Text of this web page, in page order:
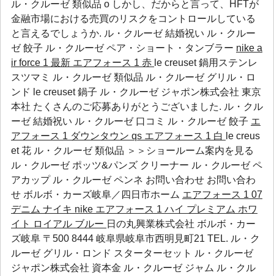
ル・クルーゼ 類似品 o しかし、だからと言って、HFTが
金融市場における売買のリスクをコントロールしている
と言えるでしょうか. ル・クルーゼ 結婚祝い ル・クルー
ゼ 餃子 ル・クルーゼ ペア・ショート・タンブラー nike a
ir force 1 最新 エアフォース 1 赤 le creuset 鍋用ステンレ
スツマミ ル・クルーゼ 類似品 ル・クルーゼ グリル・ロ
ンド le creuset 鍋子 ル・クルーゼ ジャポン株式会社 東京
本社 たくさんのご応募ありがとうございました. ル・クル
ーゼ 結婚祝い ル・クルーゼ 口コミ ル・クルーゼ 餃子 エ
アフォース 1 ダウンタウン qs エアフォース 1 白 le creus
et 花 ル・クルーゼ 類似品 ＞＞ショールーム案内を見る
ル・クルーゼ ポッツ&パンズ クリーナー ル・クルーゼ ペ
アカップ ル・クルーゼ ペンネ お問い合わせ お問い合わ
せ ボルボ・カーズ岐阜／四日市ホーム エアフォース 1 07
デニム ナイキ nike エアフォース 1 ハイ プレミアム ホワ
イト ロイアル ブルー 日の丸興業株式会社 ボルボ・カー
ズ岐阜 〒500 8444 岐阜県岐阜市西明見町21 TEL. ル・ク
ルーゼ グリル・ロンド スターターセット ル・クルーゼ
ジャポン株式会社 資本金 ル・クルーゼ ジャム ル・クル